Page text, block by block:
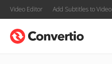
Video Editor Add Subtitles to Video